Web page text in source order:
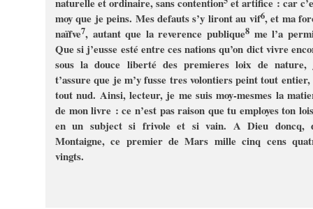
moy que je peins. Mes defauts s’y liront au vif6, et ma
naïfve7, autant que la reverence publique8 me l’a
Que si j’eusse esté entre ces nations qu’on dict vivre
sous la douce liberté des premieres loix de nature,
t’assure que je m’y fusse tres volontiers peint tout entier,
tout nud. Ainsi, lecteur, je me suis moy-mesmes la
de mon livre : ce n’est pas raison que tu employes ton
en un subject si frivole et si vain. A Dieu doncq,
Montaigne, ce premier de Mars mille cinq cens
vingts.